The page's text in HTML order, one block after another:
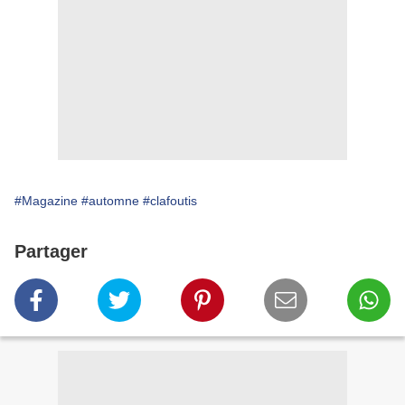
#Magazine #automne #clafoutis
Partager